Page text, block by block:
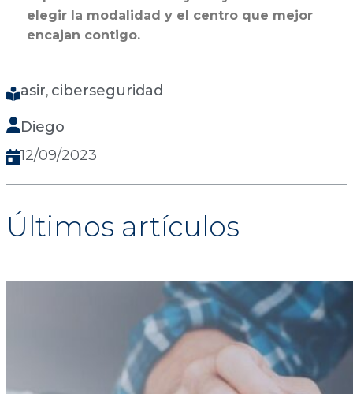
elegir la modalidad y el centro que mejor
encajan contigo.
asir, ciberseguridad
Diego
12/09/2023
Últimos artículos